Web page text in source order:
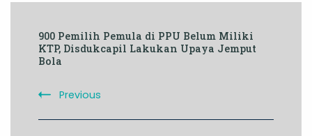
Navigation
900 Pemilih Pemula di PPU Belum Miliki
KTP, Disdukcapil Lakukan Upaya Jemput
Bola
Previous